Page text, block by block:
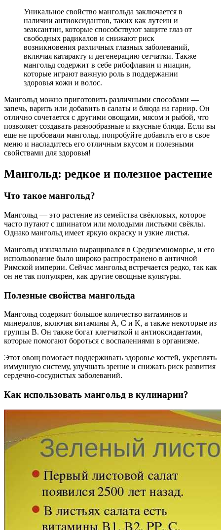
Уникальное свойство мангольда заключается в
наличии антиоксидантов, таких как лутеин и
зеаксантин, которые способствуют защите глаз от
свободных радикалов и снижают риск
возникновения различных глазных заболеваний,
включая катаракту и дегенерацию сетчатки. Также
мангольд содержит в себе рибофлавин и ниацин,
которые играют важную роль в поддержании
здоровья кожи и волос.
Мангольд можно приготовить различными способами —
запечь, варить или добавить в салаты и блюда на гарнир. Он
отлично сочетается с другими овощами, мясом и рыбой, что
позволяет создавать разнообразные и вкусные блюда. Если вы
еще не пробовали мангольд, попробуйте добавить его в свое
меню и насладитесь его отличным вкусом и полезными
свойствами для здоровья!
Мангольд: редкое и полезное растение
Что такое мангольд?
Мангольд — это растение из семейства свёкловых, которое
часто путают с шпинатом или молодыми листьями свёклы.
Однако мангольд имеет яркую окраску и узкие листья.
Мангольд изначально выращивался в Средиземноморье, и его
использование было широко распространено в античной
Римской империи. Сейчас мангольд встречается редко, так как
он не так популярен, как другие овощные культуры.
Полезные свойства мангольда
Мангольд содержит большое количество витаминов и
минералов, включая витамины A, C и K, а также некоторые из
группы B. Он также богат клетчаткой и антиоксидантами,
которые помогают бороться с воспалениями в организме.
Этот овощ помогает поддерживать здоровье костей, укреплять
иммунную систему, улучшать зрение и снижать риск развития
сердечно-сосудистых заболеваний.
Как использовать мангольд в кулинарии?